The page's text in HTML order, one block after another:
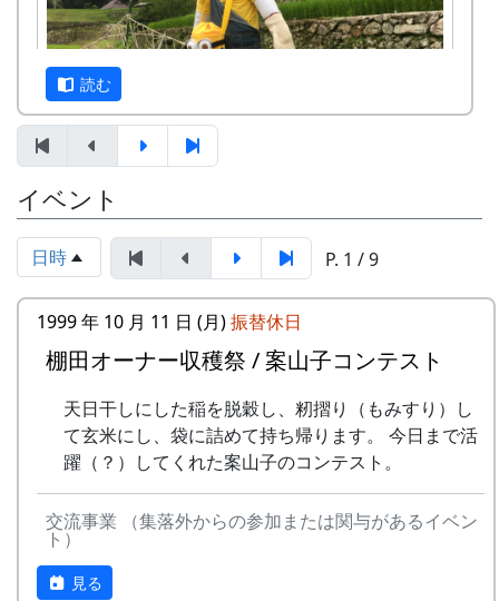
平成27年度棚田オーナー (2015-04-12 11:26:16)
岩座神棚田オーナーの特典
一から十までプロの指導を受け、減農薬栽培
の米づくりを体験できます。
(100平方メートルの収穫収量は玄米で約30キ
ロです。) 清流の里、岩座神地区のコシヒカ
リは特においしいと評判です。
田すき、田ごしらえ、水管理、病害虫対策(3
またはメールの場合は、郵便番号、住所、氏
名、電話番号を明記して下さい）。 折り返
し、詳しい内容と「申し込みアンケート」を
お送りいたしますので、申し込みアンケート
をご返送ください。
申込み・お問合せの窓口
岩座神棚田保全推進協議会事務局
TEL & FAX: 9999-99-9999
携帯: 999-9999-9999
担当 : XX
案山子に守られた棚田も、今では、黄金色に色づ
て、見てのお楽しみ。秋風の中で「日本の棚田百
選」の集落内を散策してみてください。蕎麦の花
のつぼみもふくらんでいるかも、ですよ。
日時 : 2017 (平成29) 年 9 月 3 日 (日) 11:00 ～
メニュー : 岩座神特産の「石垣茶」、梅ジュ
ース、リンゴジュースなどの飲料と、棚田米
コシヒカリのおにぎりを準備しています。
お買い物 : 地域特産品コーナー
主催 : 岩座神地域協議会
読む
イベント
日時 P. 1 / 9
1999 年 10 月 11 日 (月)振替休日
棚田オーナー収穫祭 / 案山子コンテスト
天日干しにした稲を脱穀し、籾摺り（もみすり）し
て玄米にし、袋に詰めて持ち帰ります。 今日まで活
躍（？）してくれた案山子のコンテスト。
交流事業 （集落外からの参加または関与があるイベン
ト）
見る